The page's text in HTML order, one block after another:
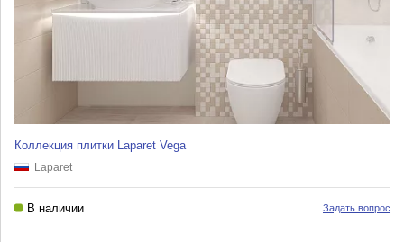
Коллекция плитки Laparet Vega
Laparet
В наличии Задать вопрос